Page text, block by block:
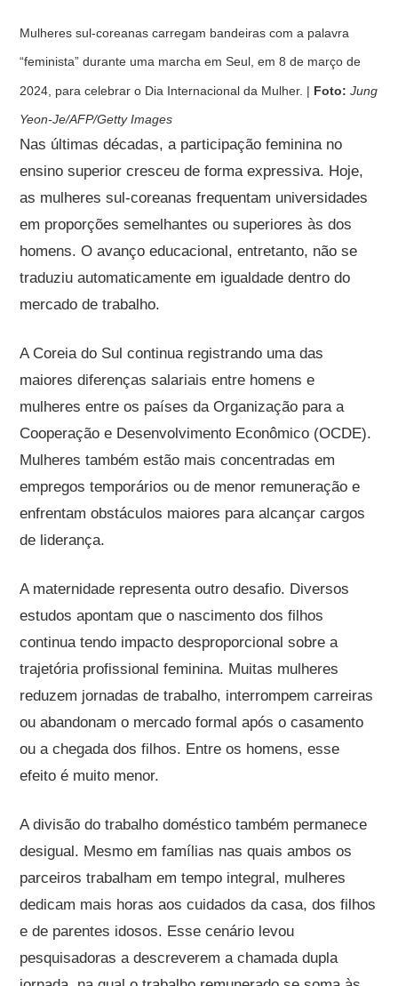
Mulheres sul-coreanas carregam bandeiras com a palavra
“feminista” durante uma marcha em Seul, em 8 de março de
2024, para celebrar o Dia Internacional da Mulher. | Foto: Jung
Yeon-Je/AFP/Getty Images
Nas últimas décadas, a participação feminina no
ensino superior cresceu de forma expressiva. Hoje,
as mulheres sul-coreanas frequentam universidades
em proporções semelhantes ou superiores às dos
homens. O avanço educacional, entretanto, não se
traduziu automaticamente em igualdade dentro do
mercado de trabalho.
A Coreia do Sul continua registrando uma das
maiores diferenças salariais entre homens e
mulheres entre os países da Organização para a
Cooperação e Desenvolvimento Econômico (OCDE).
Mulheres também estão mais concentradas em
empregos temporários ou de menor remuneração e
enfrentam obstáculos maiores para alcançar cargos
de liderança.
A maternidade representa outro desafio. Diversos
estudos apontam que o nascimento dos filhos
continua tendo impacto desproporcional sobre a
trajetória profissional feminina. Muitas mulheres
reduzem jornadas de trabalho, interrompem carreiras
ou abandonam o mercado formal após o casamento
ou a chegada dos filhos. Entre os homens, esse
efeito é muito menor.
A divisão do trabalho doméstico também permanece
desigual. Mesmo em famílias nas quais ambos os
parceiros trabalham em tempo integral, mulheres
dedicam mais horas aos cuidados da casa, dos filhos
e de parentes idosos. Esse cenário levou
pesquisadoras a descreverem a chamada dupla